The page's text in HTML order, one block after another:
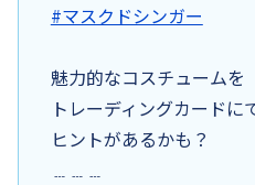
#マスクドシンガー
魅力的なコスチュームを
トレーディングカードに
ヒントがあるかも？
﹍﹍﹍